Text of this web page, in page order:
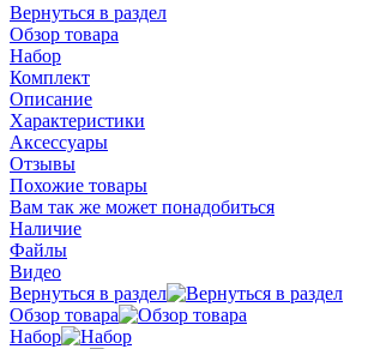
Вернуться в раздел
Обзор товара
Набор
Комплект
Описание
Характеристики
Аксессуары
Отзывы
Похожие товары
Вам так же может понадобиться
Наличие
Файлы
Видео
Вернуться в раздел
Обзор товара
Набор